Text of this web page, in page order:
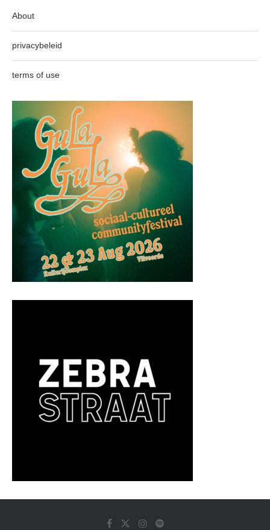
About
privacybeleid
terms of use